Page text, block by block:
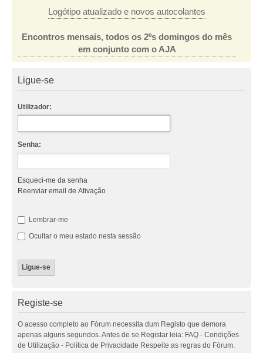
Logótipo atualizado e novos autocolantes
Encontros mensais, todos os 2ºs domingos do mês
em conjunto com o AJA
Ligue-se
Utilizador:
Senha:
Esqueci-me da senha
Reenviar email de Ativação
Lembrar-me
Ocultar o meu estado nesta sessão
Registe-se
O acesso completo ao Fórum necessita dum Registo que demora
apenas alguns segundos. Antes de se Registar leia: FAQ - Condições
de Utilização - Política de Privacidade Respeite as regras do Fórum.